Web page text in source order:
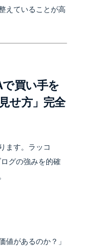
えていることが高
買い手を
せ方」完全
ます。ラッコ
グの強みを的確
値があるのか？」